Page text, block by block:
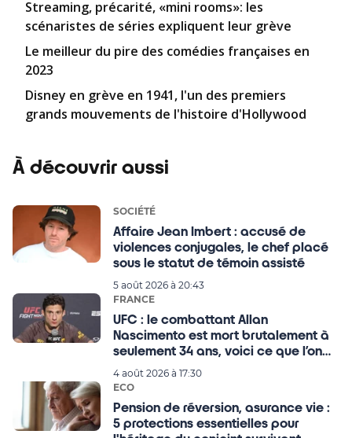
Streaming, précarité, «mini rooms»: les
scénaristes de séries expliquent leur grève
Le meilleur du pire des comédies françaises en
2023
Disney en grève en 1941, l'un des premiers
grands mouvements de l'histoire d'Hollywood
À découvrir aussi
SOCIÉTÉ
Affaire Jean Imbert : accusé de
violences conjugales, le chef placé
sous le statut de témoin assisté
5 août 2026 à 20:43
FRANCE
UFC : le combattant Allan
Nascimento est mort brutalement à
seulement 34 ans, voici ce que l’on
sait !
4 août 2026 à 17:30
ECO
Pension de réversion, asurance vie :
5 protections essentielles pour